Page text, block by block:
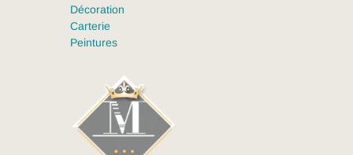
Décoration
Carterie
Peintures